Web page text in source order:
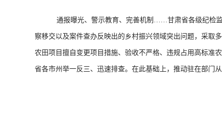
通报曝光、警示教育、完善机制……甘肃省各级纪检监
察移交以及案件查办反映出的乡村振兴领域突出问题，采取
农田项目擅自变更项目措施、验收不严格、违规占用高标准
省各市州举一反三、迅速排查。在此基础上，推动驻在部门